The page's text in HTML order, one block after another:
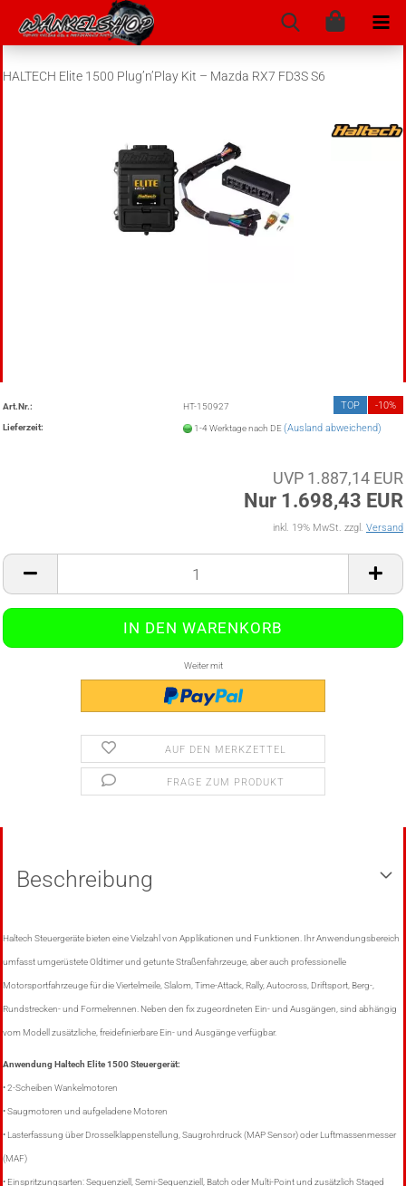
HALTECH Elite 1500 Plug’n’Play Kit – Mazda RX7 FD3S S6
TOP -10%
Art.Nr.: HT-150927
Lieferzeit: 1-4 Werktage nach DE(Ausland abweichend)
UVP 1.887,14 EUR
Nur 1.698,43 EUR
inkl. 19% MwSt. zzgl. Versand
Weiter mit
AUF DEN MERKZETTEL
FRAGE ZUM PRODUKT
Beschreibung
Haltech Steuergeräte bieten eine Vielzahl von Applikationen und Funktionen. Ihr Anwendungsbereich
umfasst umgerüstete Oldtimer und getunte Straßenfahrzeuge, aber auch professionelle
Motorsportfahrzeuge für die Viertelmeile, Slalom, Time-Attack, Rally, Autocross, Driftsport, Berg-,
Rundstrecken- und Formelrennen. Neben den fix zugeordneten Ein- und Ausgängen, sind abhängig
vom Modell zusätzliche, freidefinierbare Ein- und Ausgänge verfügbar.
Anwendung Haltech Elite 1500 Steuergerät:
• 2-Scheiben Wankelmotoren
• Saugmotoren und aufgeladene Motoren
• Lasterfassung über Drosselklappenstellung, Saugrohrdruck (MAP Sensor) oder Luftmassenmesser
(MAF)
• Einspritzungsarten: Sequenziell, Semi-Sequenziell, Batch oder Multi-Point und zusätzlich Staged